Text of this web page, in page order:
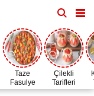
Taze
Fasulye
Zamanı
Çilekli
Tarifleri